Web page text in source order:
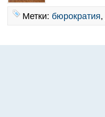
Метки: бюрократия,